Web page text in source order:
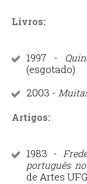
Livros:
1997 -
(esgotado)
2003 -
Artigos:
1983 -
português
de Artes